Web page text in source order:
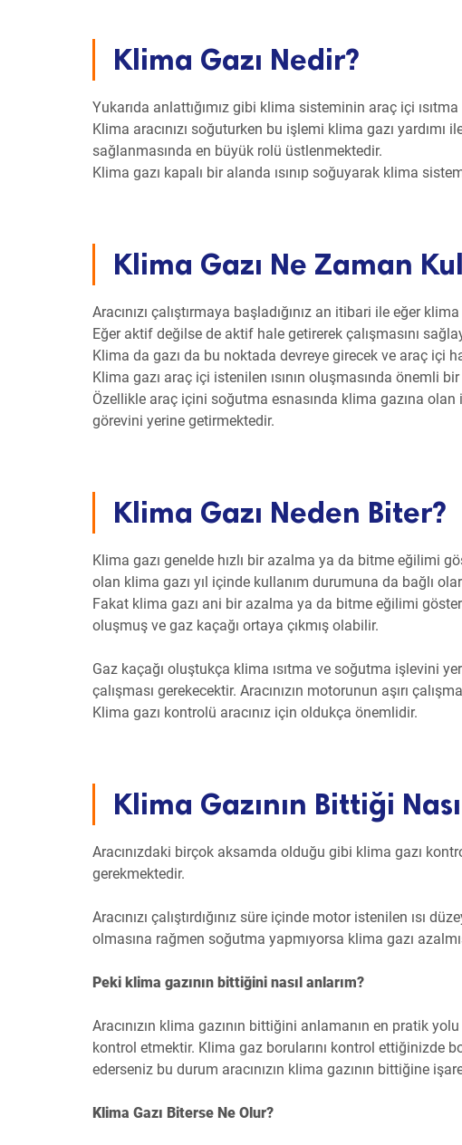
Klima Gazı Nedir?
Yukarıda anlattığımız gibi klima sisteminin araç içi
Klima aracınızı soğuturken bu işlemi klima gazı
sağlanmasında en büyük rolü üstlenmektedir.
Klima gazı kapalı bir alanda ısınıp soğuyarak klima
Klima Gazı Ne Zaman
Aracınızı çalıştırmaya başladığınız an itibari ile eğer
Eğer aktif değilse de aktif hale getirerek çalışmasını
Klima da gazı da bu noktada devreye girecek ve araç içi
Klima gazı araç içi istenilen ısının oluşmasında önemli
Özellikle araç içini soğutma esnasında klima gazına
görevini yerine getirmektedir.
Klima Gazı Neden Biter?
Klima gazı genelde hızlı bir azalma ya da bitme eğilimi
olan klima gazı yıl içinde kullanım durumuna da bağlı
Fakat klima gazı ani bir azalma ya da bitme eğilimi
oluşmuş ve gaz kaçağı ortaya çıkmış olabilir.
Gaz kaçağı oluştukça klima ısıtma ve soğutma işlevini
çalışması gerekecektir. Aracınızın motorunun aşırı
Klima gazı kontrolü aracınız için oldukça önemlidir.
Klima Gazının Bittiği
Aracınızdaki birçok aksamda olduğu gibi klima gazı
gerekmektedir.
Aracınızı çalıştırdığınız süre içinde motor istenilen ısı
olmasına rağmen soğutma yapmıyorsa klima gazı
Peki klima gazının bittiğini nasıl anlarım?
Aracınızın klima gazının bittiğini anlamanın en pratik
kontrol etmektir. Klima gaz borularını kontrol ettiğinizde
ederseniz bu durum aracınızın klima gazının bittiğine
Klima Gazı Biterse Ne Olur?